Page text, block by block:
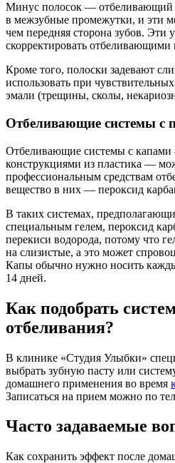
Минус полосок — отбеливающий
в межзубные промежутки, и эти
чем передняя сторона зубов. Эти
скорректировать
Кроме того, полоски задевают
использовать при
эмали (трещины, сколы,
Отбеливающие системы с
Отбеливающие системы с
конструкциями из пластика —
профессиональным средствам
вещество в них — пероксид
В таких системах,
специальным гелем, пероксид
перекиси водорода, потому что
на слизистые, а это может
Капы обычно нужно носить
14 дней.
Как подобрать
отбеливания?
В клинике «Студия Улыбки»
выбрать зубную пасту или
домашнего применения во время
Записаться на прием можно по
Часто задаваемые
Как сохранить эффект после